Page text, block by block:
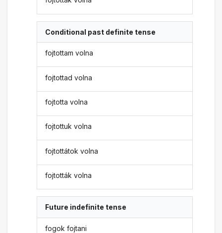
Conditional past definite tense
fojtottam volna
fojtottad volna
fojtotta volna
fojtottuk volna
fojtottátok volna
fojtották volna
Future indefinite tense
fogok fojtani